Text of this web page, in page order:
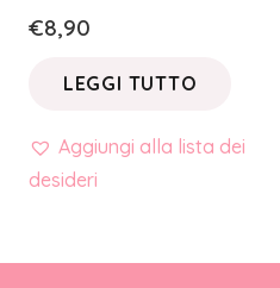
€8,90
LEGGI TUTTO
Aggiungi alla lista dei
desideri